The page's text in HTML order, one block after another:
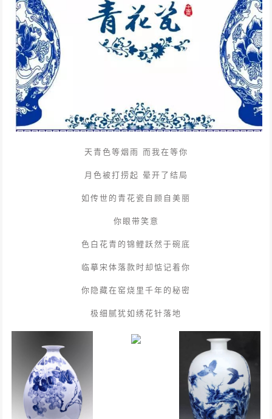
天青色等烟雨 而我在等你
月色被打捞起 晕开了结局
如传世的青花瓷自顾自美丽
你眼带笑意
色白花青的锦鲤跃然于碗底
临摹宋体落款时却惦记着你
你隐藏在窑烧里千年的秘密
极细腻犹如绣花针落地